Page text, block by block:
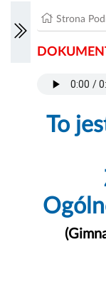
Strona
To